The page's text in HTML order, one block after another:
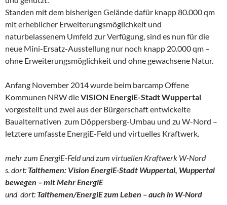
Standen mit dem bisherigen Gelände dafür knapp 80.000 qm
mit erheblicher Erweiterungsmöglichkeit und
naturbelassenem Umfeld zur Verfügung, sind es nun für die
neue Mini-Ersatz-Ausstellung nur noch knapp 20.000 qm –
ohne Erweiterungsmöglichkeit und ohne gewachsene Natur.
Anfang November 2014 wurde beim barcamp Offene
Kommunen NRW dieVISION EnergiE-Stadt Wuppertal
vorgestellt und zwei aus der Bürgerschaft entwickelte
Baualternativen zum Döppersberg-Umbau und zu W-Nord –
letztere umfasste EnergiE-Feld und virtuelles Kraftwerk.
mehr zum EnergiE-Feld und zum virtuellen Kraftwerk W-Nord
s. dort: Talthemen: Vision EnergiE-Stadt Wuppertal, Wuppertal
bewegen – mit Mehr EnergiE
und dort: Talthemen/EnergiE zum Leben – auch in W-Nord